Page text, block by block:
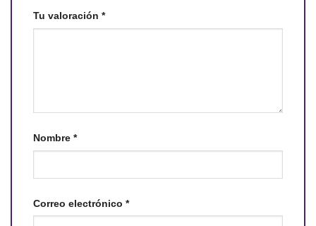
Tu valoración *
Nombre *
Correo electrónico *